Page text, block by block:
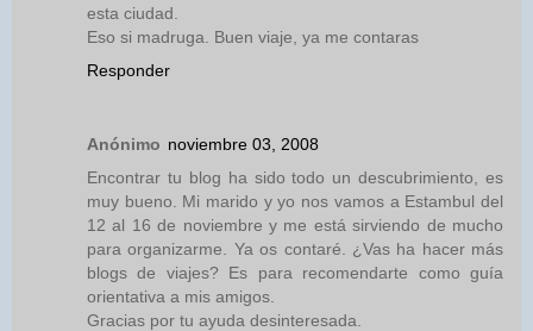
esta ciudad.
Eso si madruga. Buen viaje, ya me contaras
Responder
Anónimo noviembre 03, 2008
Encontrar tu blog ha sido todo un descubrimiento, es
muy bueno. Mi marido y yo nos vamos a Estambul del
12 al 16 de noviembre y me está sirviendo de mucho
para organizarme. Ya os contaré. ¿Vas ha hacer más
blogs de viajes? Es para recomendarte como guía
orientativa a mis amigos.
Gracias por tu ayuda desinteresada.